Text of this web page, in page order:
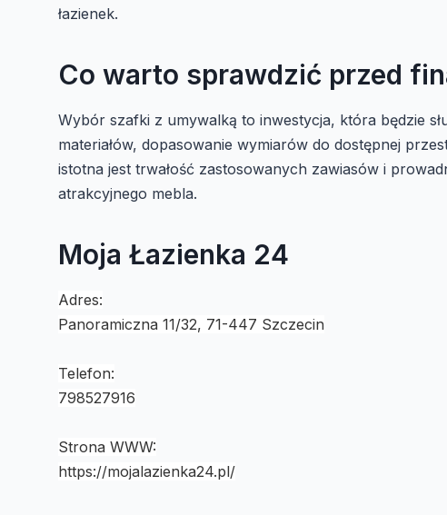
łazienek.
Co warto sprawdzić przed
Wybór szafki z umywalką to inwestycja, która będzie
materiałów, dopasowanie wymiarów do dostępnej
istotna jest trwałość zastosowanych zawiasów i
atrakcyjnego mebla.
Moja Łazienka 24
Adres:
Panoramiczna 11/32, 71-447 Szczecin
Telefon:
798527916
Strona WWW:
https://mojalazienka24.pl/